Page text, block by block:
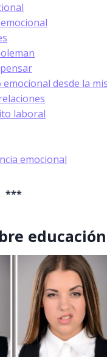
desde la
laboral
emocional
***